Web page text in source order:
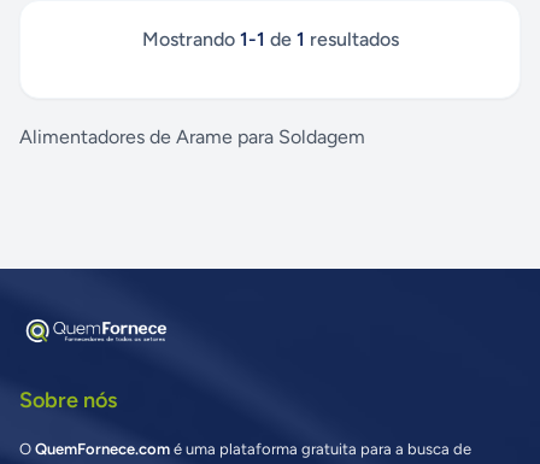
Mostrando 1-1 de 1 resultados
Alimentadores de Arame para Soldagem
Sobre nós
O QuemFornece.com é uma plataforma gratuita para a busca de